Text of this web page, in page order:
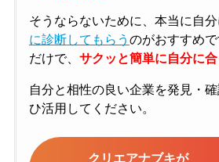
そうならないために、本当に自
に診断してもらう のがおすすめ
だけで、 サクッと簡単に自分に
自分と相性の良い企業を発見・
ひ活用してください。
クリエアナブキが